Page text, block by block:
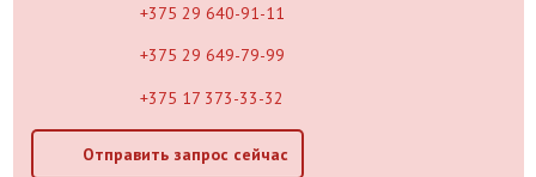
+375 29 640-91-11
+375 29 649-79-99
+375 17 373-33-32
Отправить запрос сейчас